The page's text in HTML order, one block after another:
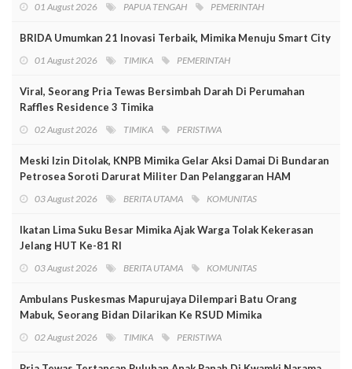
01 August 2026 PAPUA TENGAH PEMERINTAH
BRIDA Umumkan 21 Inovasi Terbaik, Mimika Menuju Smart City
01 August 2026 TIMIKA PEMERINTAH
Viral, Seorang Pria Tewas Bersimbah Darah Di Perumahan
Raffles Residence 3 Timika
02 August 2026 TIMIKA PERISTIWA
Meski Izin Ditolak, KNPB Mimika Gelar Aksi Damai Di Bundaran
Petrosea Soroti Darurat Militer Dan Pelanggaran HAM
03 August 2026 BERITA UTAMA KOMUNITAS
Ikatan Lima Suku Besar Mimika Ajak Warga Tolak Kekerasan
Jelang HUT Ke-81 RI
03 August 2026 BERITA UTAMA KOMUNITAS
Ambulans Puskesmas Mapurujaya Dilempari Batu Orang
Mabuk, Seorang Bidan Dilarikan Ke RSUD Mimika
02 August 2026 TIMIKA PERISTIWA